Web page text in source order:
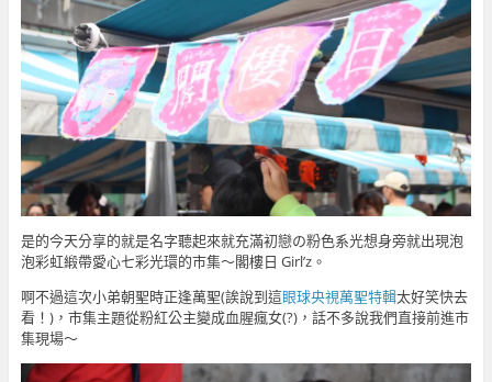
是的今天分享的就是名字聽起來就充滿初戀の粉色系光想身旁就出現泡
泡彩虹緞帶愛心七彩光環的市集～閣樓日 Girl’z。
啊不過這次小弟朝聖時正逢萬聖(誒說到這眼球央視萬聖特輯太好笑快去
看！)，市集主題從粉紅公主變成血腥瘋女(?)，話不多說我們直接前進市
集現場～